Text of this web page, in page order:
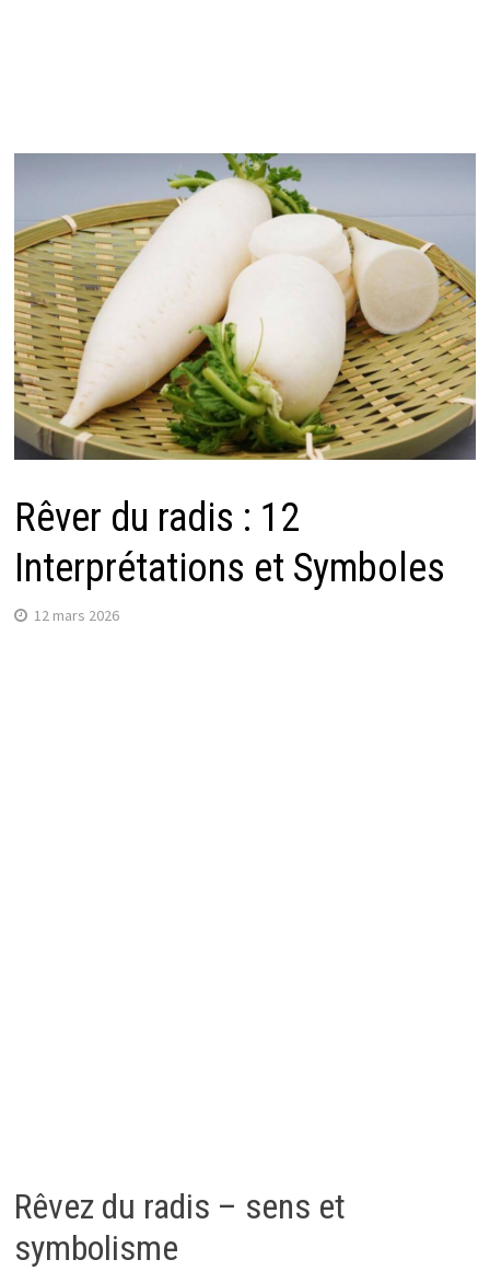
Rêver du radis : 12
Interprétations et Symboles
12 mars 2026
Rêvez du radis – sens et
symbolisme